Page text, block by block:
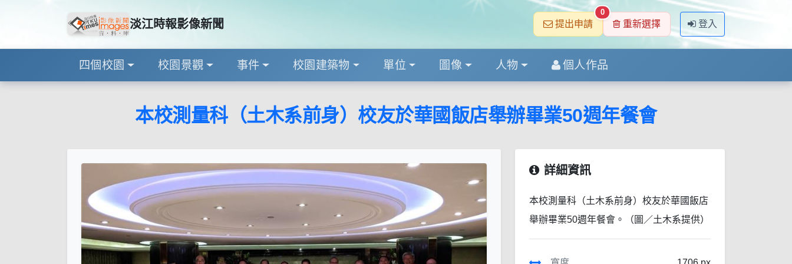
淡江時報影像新聞 提出申請
0
重新選擇 登入
四個校園 校園景觀 事件 校園建築物 單位 圖像 人物 個人作品
本校測量科（土木系前身）校友於華國飯店舉辦畢業50週年餐會
詳細資訊
本校測量科（土木系前身）校友於華國飯店
舉辦畢業50週年餐會。（圖／土木系提供）